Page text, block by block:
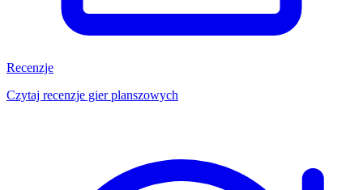
Recenzje
Czytaj recenzje gier planszowych